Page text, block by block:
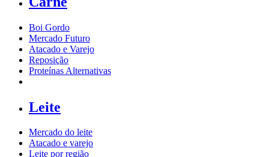
Boi Gordo
Mercado Futuro
Atacado e Varejo
Reposição
Proteínas Alternativas
Leite
Mercado do leite
Atacado e varejo
Leite por região